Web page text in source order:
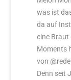
was ist
da auf
eine
Moments
von
Denn seit